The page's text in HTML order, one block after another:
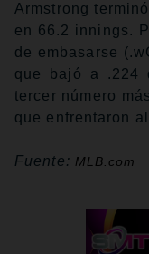
Armstrong
en 66.2 innings.
de embasarse
que bajó a .224
tercer número
que enfrentaron
Fuente: MLB.com